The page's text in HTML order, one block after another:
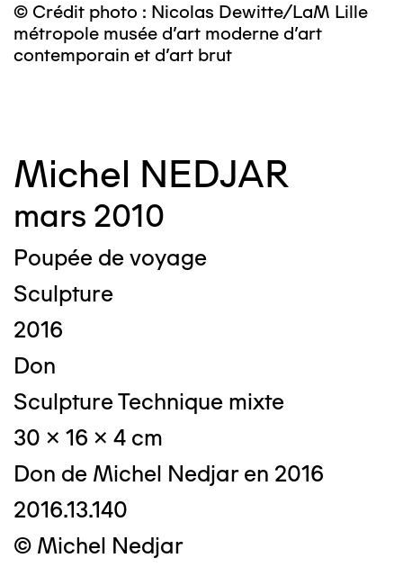
© Crédit photo : Nicolas Dewitte/LaM Lille
métropole musée d’art moderne d’art
contemporain et d’art brut
Michel NEDJAR
mars 2010
Poupée de voyage
Sculpture
2016
Don
Sculpture Technique mixte
30 x 16 x 4 cm
Don de Michel Nedjar en 2016
2016.13.140
© Michel Nedjar